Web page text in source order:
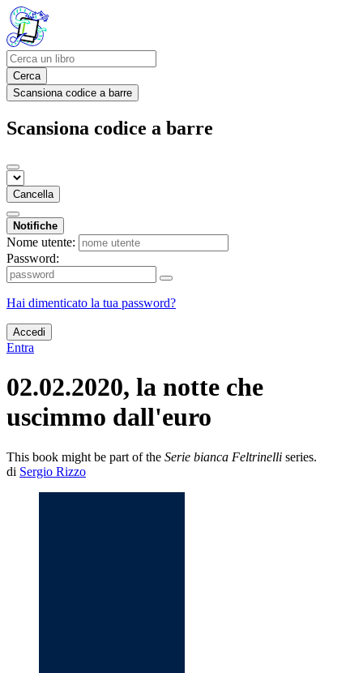
Cerca
Scansiona codice a barre
Scansiona codice a barre
Cancella
Notifiche
Nome utente:
Password:
Hai dimenticato la tua password?
Accedi
Entra
02.02.2020, la notte che
uscimmo dall'euro
This book might be part of the Serie bianca Feltrinelli series.
di Sergio Rizzo